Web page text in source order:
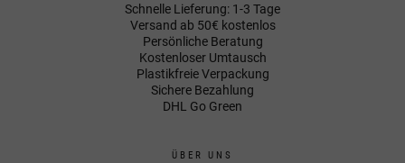
Schnelle Lieferung: 1-3 Tage
Versand ab 50€ kostenlos
Persönliche Beratung
Kostenloser Umtausch
Plastikfreie Verpackung
Sichere Bezahlung
DHL Go Green
ÜBER UNS